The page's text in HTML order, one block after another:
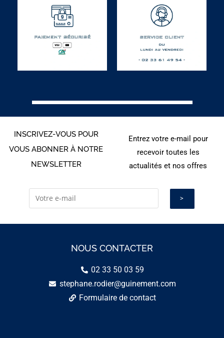
INSCRIVEZ-VOUS POUR
VOUS ABONNER À NOTRE
NEWSLETTER
Entrez votre e-mail pour
recevoir toutes les
actualités et nos offres
NOUS CONTACTER
02 33 50 03 59
stephane.rodier@guinement.com
Formulaire de contact